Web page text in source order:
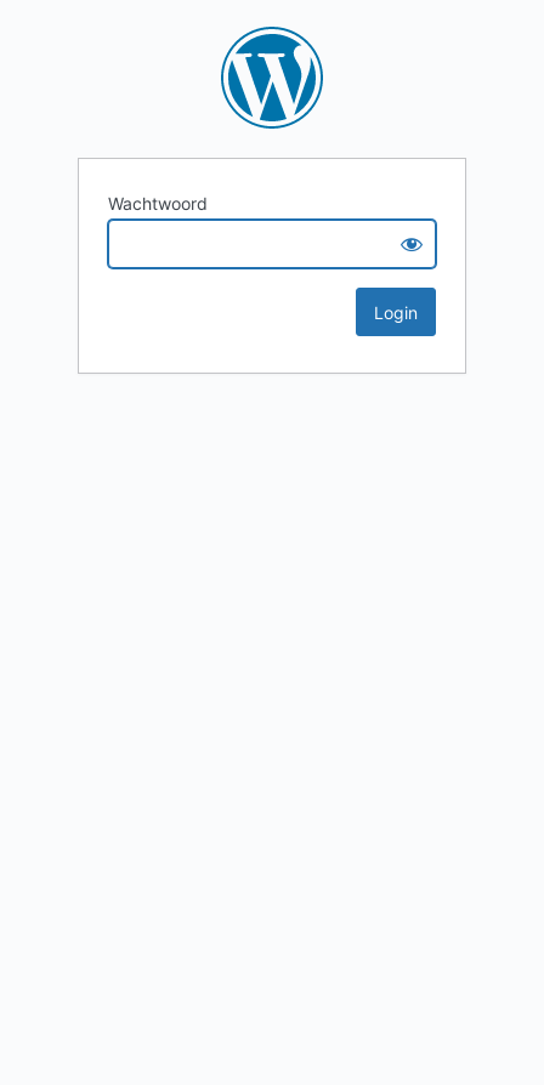
Wachtwoord